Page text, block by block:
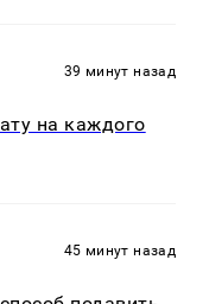
39 минут назад
на каждого
45 минут назад